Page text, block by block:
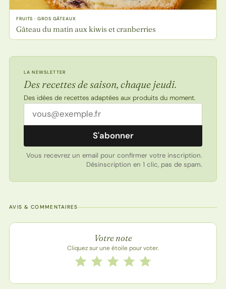
FRUITS · GROS GÂTEAUX
Gâteau du matin aux kiwis et cranberries
LA NEWSLETTER
Des recettes de saison, chaque jeudi.
Des idées de recettes adaptées aux produits du moment.
Adresse email
S'abonner
Vous recevrez un email pour confirmer votre inscription.
Désinscription en 1 clic, pas de spam.
AVIS & COMMENTAIRES
Note de la recette
Votre note
Cliquez sur une étoile pour voter.
Notez cette recette de 1 à 5 étoiles
5 étoiles
4 étoiles
3 étoiles
2 étoiles
1 étoile